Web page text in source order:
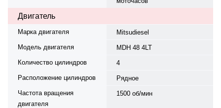
Двигатель
Марка двигателя
Mitsudiesel
Модель двигателя
MDH 48 4LT
Количество цилиндров
4
Расположение цилиндров
Рядное
Частота вращения
двигателя
1500 об/мин